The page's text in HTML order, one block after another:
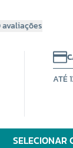
avaliações
ATÉ
SELECIONAR